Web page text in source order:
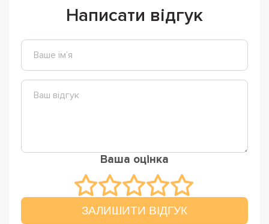
Написати відгук
Ваша оцінка
ЗАЛИШИТИ ВІДГУК